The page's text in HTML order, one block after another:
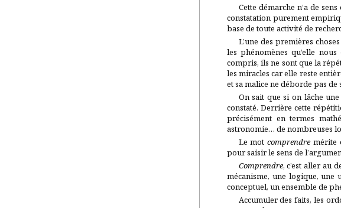
Cette démarche n’a de
constatation purement
base de toute activité de
L’une des premières
les phénomènes qu’elle
compris, ils ne sont que la
les miracles car elle reste
et sa malice ne déborde pas
On sait que si on lâche
constaté. Derrière cette
précisément en termes
astronomie… de nombreuses
Le motcomprendremérite
pour saisir le sens de
Comprendre, c’est aller au
mécanisme, une logique, une
conceptuel, un ensemble de
Accumuler des faits, les